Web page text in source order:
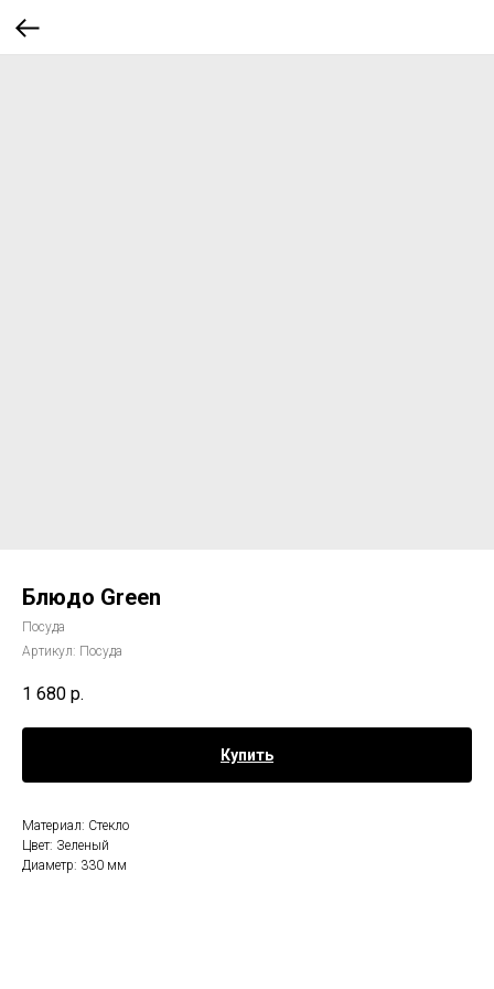
Блюдо Green
Посуда
Артикул: Посуда
1 680 р.
Купить
Материал: Стекло
Цвет: Зеленый
Диаметр: 330 мм